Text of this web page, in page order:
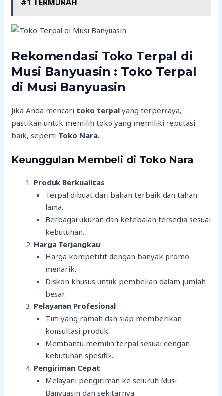
#1 TERMURAH
Rekomendasi Toko Terpal di
Musi Banyuasin : Toko Terpal
di Musi Banyuasin
Jika Anda mencari toko terpal yang terpercaya,
pastikan untuk memilih toko yang memiliki reputasi
baik, seperti Toko Nara.
Keunggulan Membeli di Toko Nara
Produk Berkualitas
Terpal dibuat dari bahan terbaik dan tahan
lama.
Berbagai ukuran dan ketebalan tersedia sesuai
kebutuhan.
Harga Terjangkau
Harga kompetitif dengan banyak promo
menarik.
Diskon khusus untuk pembelian dalam jumlah
besar.
Pelayanan Profesional
Tim yang ramah dan siap memberikan
konsultasi produk.
Membantu memilih terpal sesuai dengan
kebutuhan spesifik.
Pengiriman Cepat
Melayani pengiriman ke seluruh Musi
Banyuasin dan sekitarnya.